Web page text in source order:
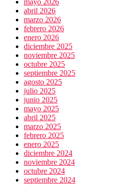
mayo 2026
abril 2026
marzo 2026
febrero 2026
enero 2026
diciembre 2025
noviembre 2025
octubre 2025
septiembre 2025
agosto 2025
julio 2025
junio 2025
mayo 2025
abril 2025
marzo 2025
febrero 2025
enero 2025
diciembre 2024
noviembre 2024
octubre 2024
septiembre 2024